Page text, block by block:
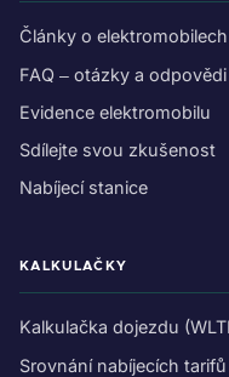
Články o elektromobilech
FAQ – otázky a odpovědi
Evidence elektromobilu
Sdílejte svou zkušenost
Nabíjecí stanice
KALKULAČKY
Kalkulačka dojezdu
Srovnání nabíjecích tarifů